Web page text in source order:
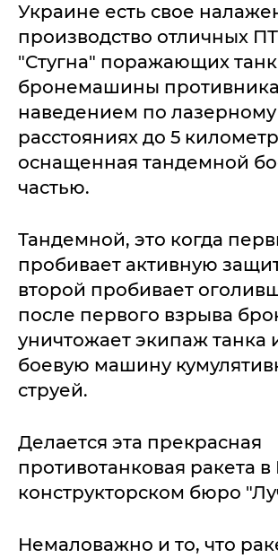
Украине есть свое
производство отличных
"Стугна" поражающих
бронемашины
наведением по лазерному
расстояниях до 5
оснащенная тандемной
частью.
Тандемной, это когда
пробивает активную
второй пробивает
после первого взрыва
уничтожает экипаж танка
боевую машину
струей.
Делается эта прекрасная
противотанковая ракета в
конструкторском бюро
Немаловажно и то, что